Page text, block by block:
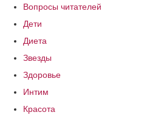
Вопросы читателей
Дети
Диета
Звезды
Здоровье
Интим
Красота